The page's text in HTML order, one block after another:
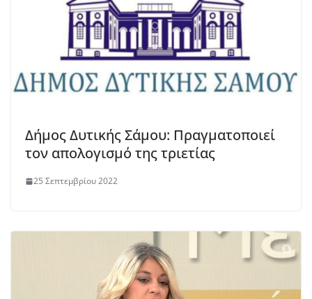
Δήμος Δυτικής Σάμου: Πραγματοποιεί
τον απολογισμό της τριετίας
25 Σεπτεμβρίου 2022